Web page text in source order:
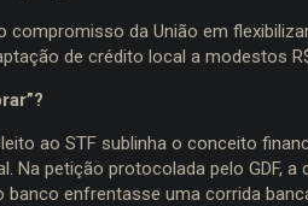
compromisso da União em
de crédito local a modestos
ao STF sublinha o conceito
Na petição protocolada pelo GDF,
enfrentasse uma corrida